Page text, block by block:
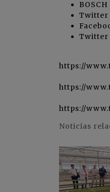
Twitter
Twitter
https://
https://
https://
Noticias